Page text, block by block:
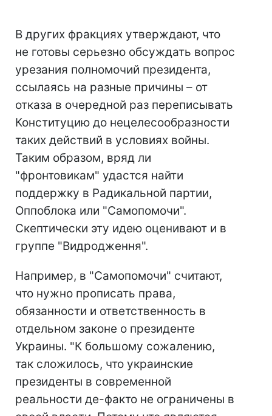
В других фракциях утверждают, что
не готовы серьезно обсуждать вопрос
урезания полномочий президента,
ссылаясь на разные причины – от
отказа в очередной раз переписывать
Конституцию до нецелесообразности
таких действий в условиях войны.
Таким образом, вряд ли
"фронтовикам" удастся найти
поддержку в Радикальной партии,
Оппоблока или "Самопомочи".
Скептически эту идею оценивают и в
группе "Видродження".
Например, в "Самопомочи" считают,
что нужно прописать права,
обязанности и ответственность в
отдельном законе о президенте
Украины. "К большому сожалению,
так сложилось, что украинские
президенты в современной
реальности де-факто не ограничены в